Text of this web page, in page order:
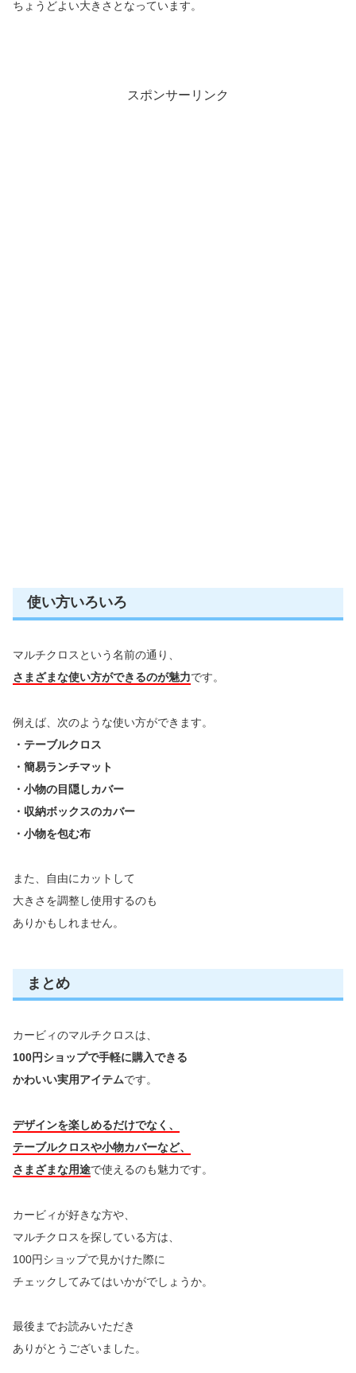
ちょうどよい大きさとなっています。
スポンサーリンク
使い方いろいろ
マルチクロスという名前の通り、
さまざまな使い方ができるのが魅力です。
例えば、次のような使い方ができます。
・テーブルクロス
・簡易ランチマット
・小物の目隠しカバー
・収納ボックスのカバー
・小物を包む布
また、自由にカットして
大きさを調整し使用するのも
ありかもしれません。
まとめ
カービィのマルチクロスは、
100円ショップで手軽に購入できる
かわいい実用アイテムです。
デザインを楽しめるだけでなく、
テーブルクロスや小物カバーなど、
さまざまな用途で使えるのも魅力です。
カービィが好きな方や、
マルチクロスを探している方は、
100円ショップで見かけた際に
チェックしてみてはいかがでしょうか。
最後までお読みいただき
ありがとうございました。